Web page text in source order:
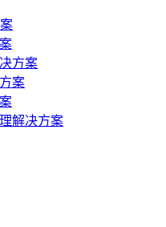
方案
案
解决方案